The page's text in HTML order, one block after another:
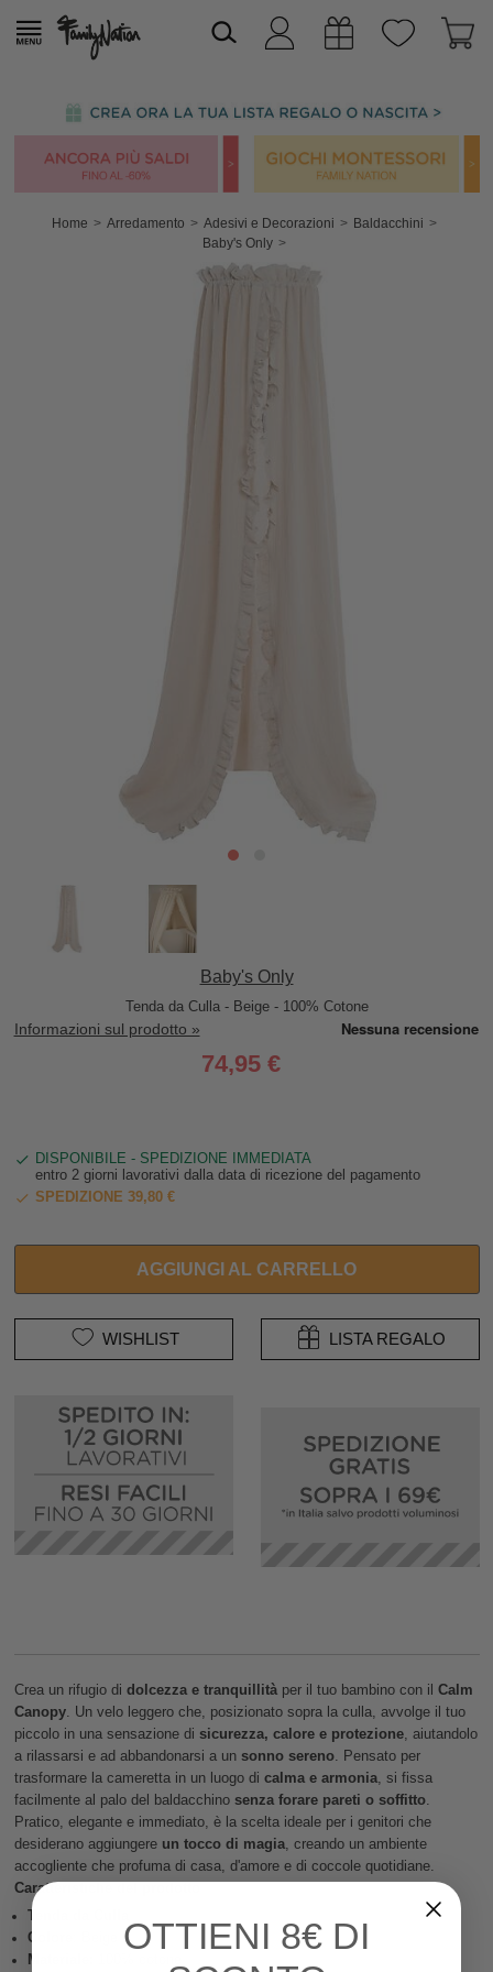
Home Arredamento Adesivi e Decorazioni
Baldacchini
Baby's Only
Baby's Only
Tenda da Culla - Beige - 100% Cotone
Informazioni sul prodotto »
74,95 €
DISPONIBILE - SPEDIZIONE IMMEDIATA
entro 2 giorni lavorativi dalla data di ricezione del pagamento
SPEDIZIONE 39,80 €
AGGIUNGI AL CARRELLO
WISHLIST LISTA REGALO
Crea un rifugio di dolcezza e tranquillitàper il tuo bambino con il Calm
Canopy. Un velo leggero che, posizionato sopra la culla, avvolge il tuo
piccolo in una sensazione di sicurezza, calore e protezione, aiutandolo
a rilassarsi e ad abbandonarsi a un sonno sereno. Pensato per
trasformare la cameretta in un luogo di calma e armonia, si fissa
facilmente al palo del baldacchino senza forare pareti o soffitto.
Pratico, elegante e immediato, è la scelta ideale per i genitori che
desiderano aggiungere un tocco di magia, creando un ambiente
accogliente che profuma di casa, d'amore e di coccole quotidiane.
Caratteristiche del prodotto
Tenda da Culla
Colore
Materiale:
OTTIENI 8€ DI